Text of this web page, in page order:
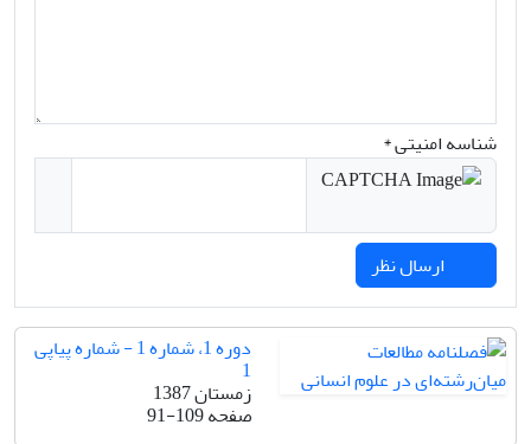
شناسه امنیتی *
دوره 1، شماره 1 - شماره پیاپی
1
زمستان 1387
صفحه91-109